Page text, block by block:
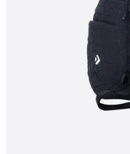
恩沛科技股份有限公司將有權停止